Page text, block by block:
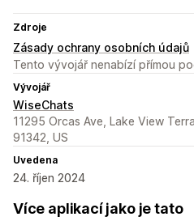
Zdroje
Zásady ochrany osobních údajů
Tento vývojář nenabízí přímou
Vývojář
WiseChats
11295 Orcas Ave, Lake View
91342, US
Uvedena
24. říjen 2024
Více aplikací jako je tato